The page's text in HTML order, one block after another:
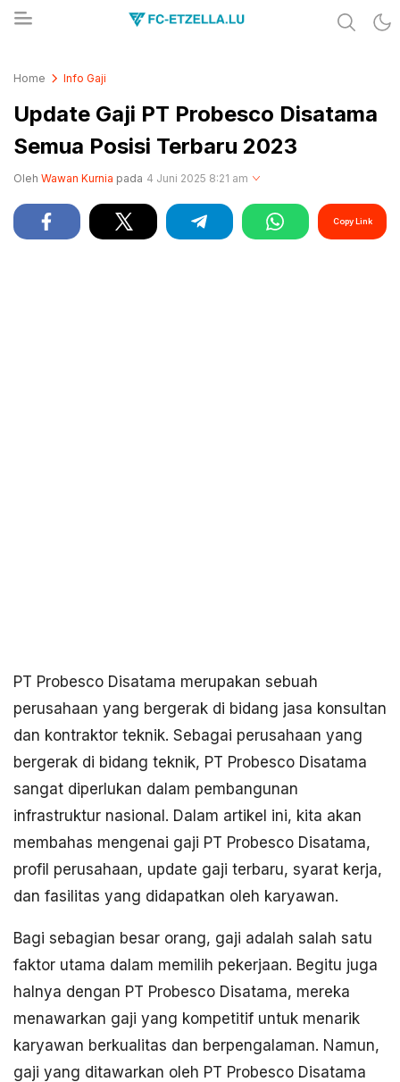
Home Info Gaji
Update Gaji PT Probesco Disatama
Semua Posisi Terbaru 2023
Oleh Wawan Kurnia pada 4 Juni 2025 8:21 am
Copy Link
PT Probesco Disatama merupakan sebuah
perusahaan yang bergerak di bidang jasa konsultan
dan kontraktor teknik. Sebagai perusahaan yang
bergerak di bidang teknik, PT Probesco Disatama
sangat diperlukan dalam pembangunan
infrastruktur nasional. Dalam artikel ini, kita akan
membahas mengenai gaji PT Probesco Disatama,
profil perusahaan, update gaji terbaru, syarat kerja,
dan fasilitas yang didapatkan oleh karyawan.
Bagi sebagian besar orang, gaji adalah salah satu
faktor utama dalam memilih pekerjaan. Begitu juga
halnya dengan PT Probesco Disatama, mereka
menawarkan gaji yang kompetitif untuk menarik
karyawan berkualitas dan berpengalaman. Namun,
gaji yang ditawarkan oleh PT Probesco Disatama